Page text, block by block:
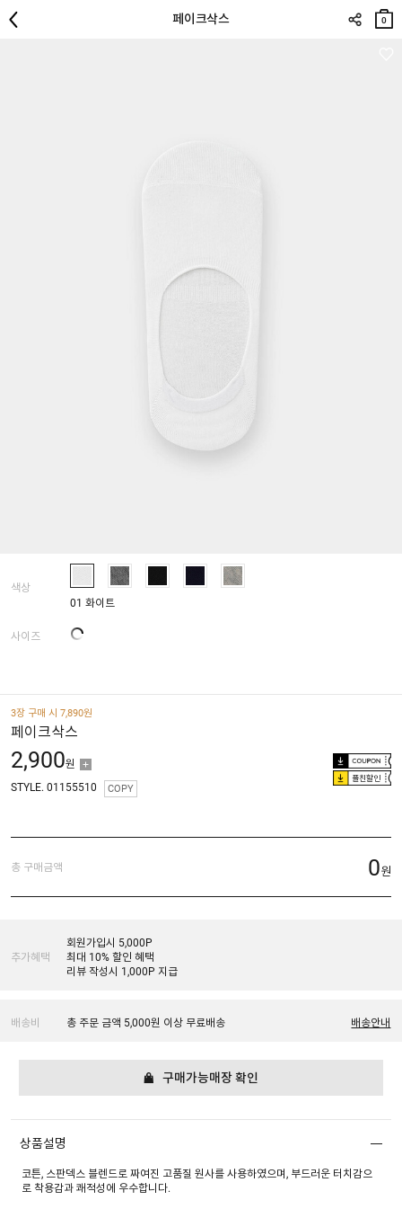
페이크삭스
장바
구니
0
색상
01 화이트
사이즈
3장 구매 시 7,890원
페이크삭스
2,900원
플친할인
STYLE. 01155510 COPY
총 구매금액 0원
추가혜택
회원가입시 5,000P
최대 10% 할인 혜택
리뷰 작성시 1,000P 지급
배송비 총 주문 금액 5,000원 이상 무료배송 배송안내
구매가능매장 확인
상품설명
코튼, 스판덱스 블렌드로 짜여진 고품질 원사를 사용하였으며, 부드러운 터치감으
로 착용감과 쾌적성에 우수합니다.